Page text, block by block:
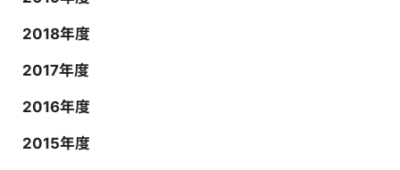
2018年度
2017年度
2016年度
2015年度